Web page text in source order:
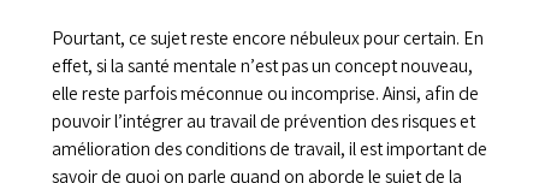
Pourtant, ce sujet reste encore nébuleux pour certain. En
effet, si la santé mentale n’est pas un concept nouveau,
elle reste parfois méconnue ou incomprise. Ainsi, afin de
pouvoir l’intégrer au travail de prévention des risques et
amélioration des conditions de travail, il est important de